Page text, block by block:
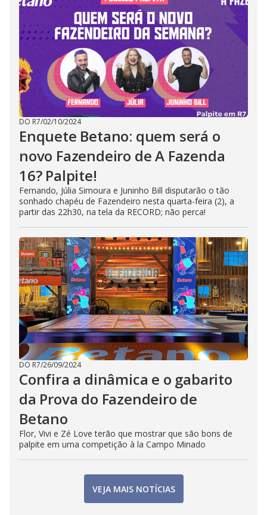
DO R7/02/10/2024
Enquete Betano: quem será o
novo Fazendeiro de A Fazenda
16? Palpite!
Fernando, Júlia Simoura e Juninho Bill disputarão o tão
sonhado chapéu de Fazendeiro nesta quarta-feira (2), a
partir das 22h30, na tela da RECORD; não perca!
DO R7/26/09/2024
Confira a dinâmica e o gabarito
da Prova do Fazendeiro de
Betano
Flor, Vivi e Zé Love terão que mostrar que são bons de
palpite em uma competição à la Campo Minado
VEJA MAIS NOTÍCIAS